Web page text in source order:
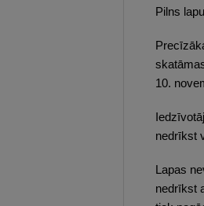
Pilns
10.
nedrīkst
Lapas
nedrīkst